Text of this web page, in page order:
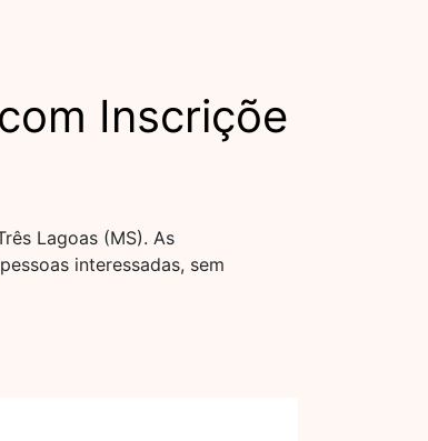
Inscriçõe
Lagoas (MS). As
interessadas, sem